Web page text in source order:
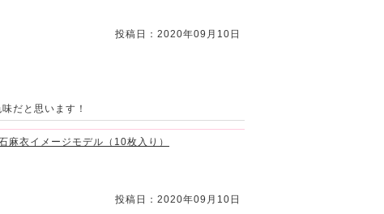
投稿日：2020年09月10日
だと思います！
衣イメージモデル（10枚入り）
投稿日：2020年09月10日